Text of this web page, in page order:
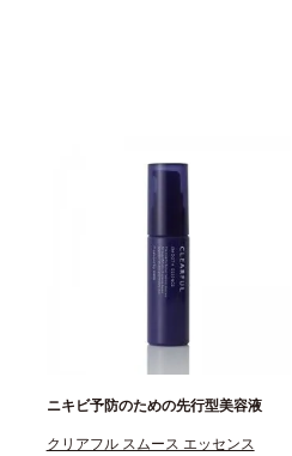
ニキビ予防のための先行型美容液
クリアフル スムース エッセンス